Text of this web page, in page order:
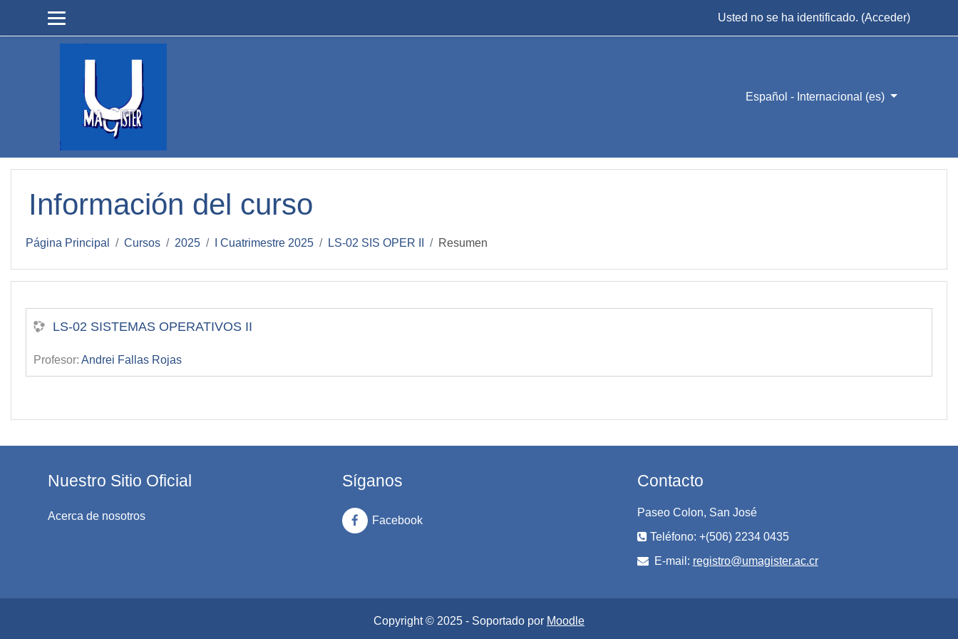
Usted no se ha identificado. (Acceder)
Español - Internacional ‎(es)‎
Información del curso
Página Principal Cursos 2025 I Cuatrimestre 2025 LS-02 SIS OPER II Resumen
LS-02 SISTEMAS OPERATIVOS II
Profesor: Andrei Fallas Rojas
Nuestro Sitio Oficial
Acerca de nosotros
Síganos
Facebook
Contacto
Paseo Colon, San José
Teléfono: +(506) 2234 0435
E-mail: registro@umagister.ac.cr
Copyright © 2025 - Soportado por Moodle